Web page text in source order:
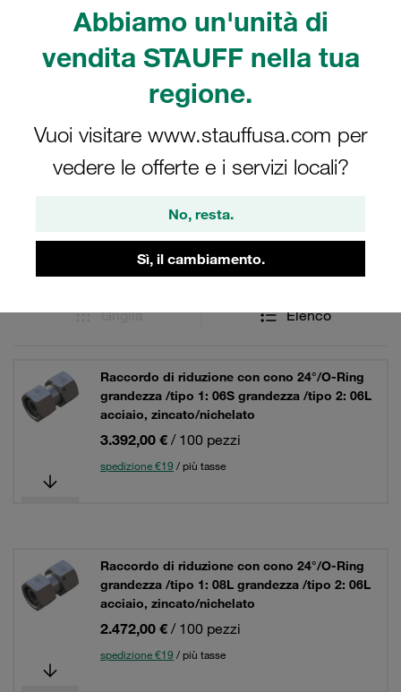
Abbiamo un'unità di
vendita STAUFF nella tua
regione.
Vuoi visitare www.stauffusa.com per
vedere le offerte e i servizi locali?
No, resta.
Sì, il cambiamento.
per pressioni nominali fino a 800 bar. Raccordi per
tubazioni e anelli taglienti della serie STAUFF Raccordi in
acciaio con conicità interna di 24°. Per l'oleodinamica.
Griglia Elenco
Raccordo di riduzione con cono 24°/O-Ring
grandezza /tipo 1: 06S grandezza /tipo 2: 06L
acciaio, zincato/nichelato
3.392,00 € / 100 pezzi
spedizione €19 / più tasse
Raccordo di riduzione con cono 24°/O-Ring
grandezza /tipo 1: 08L grandezza /tipo 2: 06L
acciaio, zincato/nichelato
2.472,00 € / 100 pezzi
spedizione €19 / più tasse